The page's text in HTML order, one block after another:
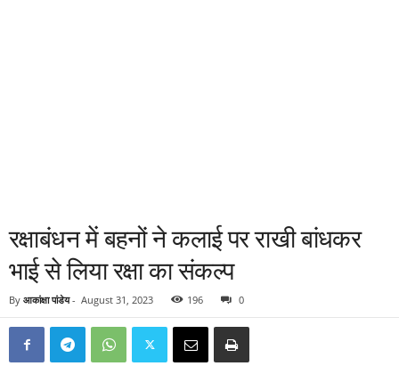
रक्षाबंधन में बहनों ने कलाई पर राखी बांधकर
भाई से लिया रक्षा का संकल्प
By आकांक्षा पांडेय- August 31, 2023 196 0